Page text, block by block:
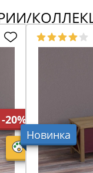
-20%
Новинка